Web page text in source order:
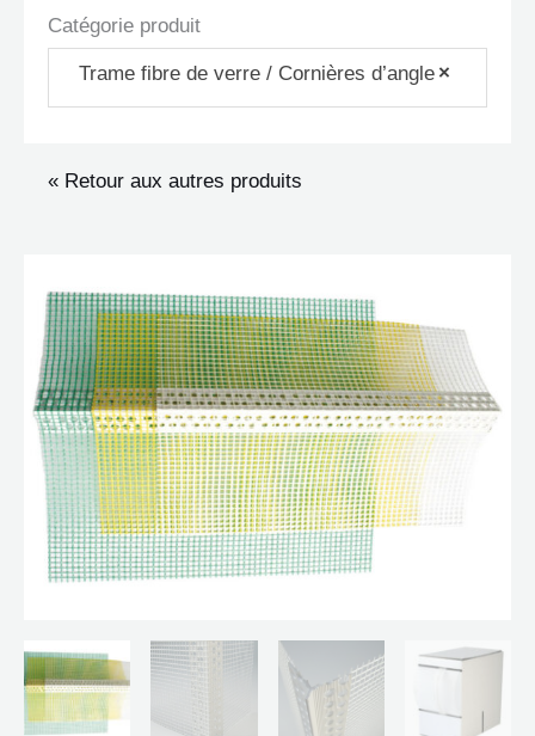
Catégorie produit
×
Trame fibre de verre / Cornières d’angle
« Retour aux autres produits